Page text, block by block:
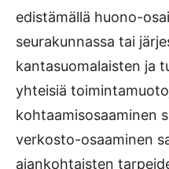
edistämällä huono-
seurakunnassa tai
kantasuomalaisten ja
yhteisiä
kohtaamisosaaminen
verkosto-osaaminen
ajankohtaisten